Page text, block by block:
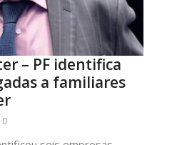
– PF identifica
a familiares
0